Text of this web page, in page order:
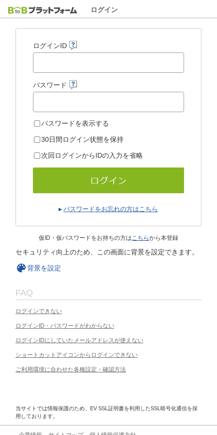
ログイン
ログインID
パスワード
パスワードを表示する
30日間ログイン状態を保持
次回ログインからIDの入力を省略
パスワードをお忘れの方はこちら
仮ID・仮パスワードをお持ちの方はこちらから本登録
セキュリティ向上のため、この画面に背景を設定できます。
背景を設定
FAQ
ログインできない
ログインID・パスワードがわからない
ログインIDにしていたメールアドレスが使えない
ショートカットアイコンからログインできない
ご利用環境に合わせた各種設定・確認方法
当サイトでは情報保護のため、EV SSL証明書を利用したSSL暗号化通信を採
用しております。